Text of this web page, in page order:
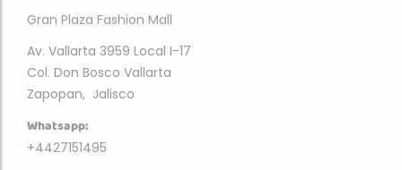
Gran Plaza Fashion Mall
Av. Vallarta 3959 Local I-17
Col. Don Bosco Vallarta
Zapopan, Jalisco
Whatsapp:
+4427151495